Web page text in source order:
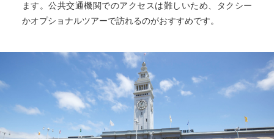
ます。公共交通機関でのアクセスは難しいため、タクシー
かオプショナルツアーで訪れるのがおすすめです。